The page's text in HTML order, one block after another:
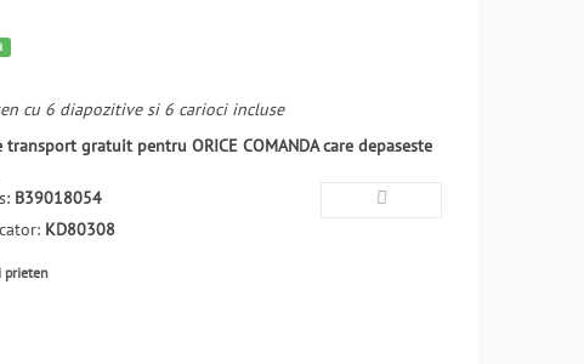
cu 6 diapozitive si 6 carioci incluse
gratuit pentru ORICE COMANDA care depaseste
B39018054
KD80308
prieten